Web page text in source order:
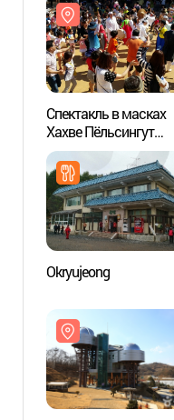
Спектакль в масках
Хахве Пёльсингут
Тхальнори
(하회별신굿탈놀이
상설공연)
Okryujeong